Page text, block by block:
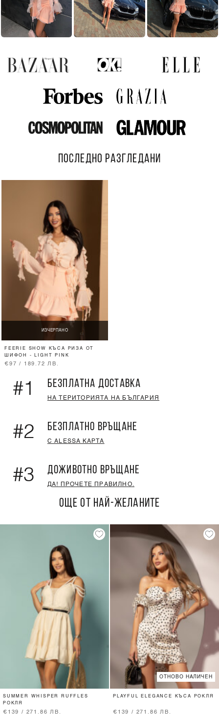
ПОСЛЕДНО РАЗГЛЕДАНИ
ИЗЧЕРПАНО
FEERIE SHOW КЪСА РИЗА ОТ
ШИФОН - LIGHT PINK
€97 / 189.72 ЛВ.
#1 БЕЗПЛАТНА ДОСТАВКА
НА ТЕРИТОРИЯТА НА БЪЛГАРИЯ
#2 БЕЗПЛАТНО ВРЪЩАНЕ
С ALESSA КАРТА
#3 ДОЖИВОТНО ВРЪЩАНЕ
ДА! ПРОЧЕТЕ ПРАВИЛНО.
ОЩЕ ОТ НАЙ-ЖЕЛАНИТЕ
SUMMER WHISPER RUFFLES
РОКЛЯ
€139 / 271.86 ЛВ.
ОТНОВО НАЛИЧЕН
PLAYFUL ELEGANCE КЪСА РОКЛЯ
€139 / 271.86 ЛВ.